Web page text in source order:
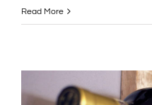
Read More